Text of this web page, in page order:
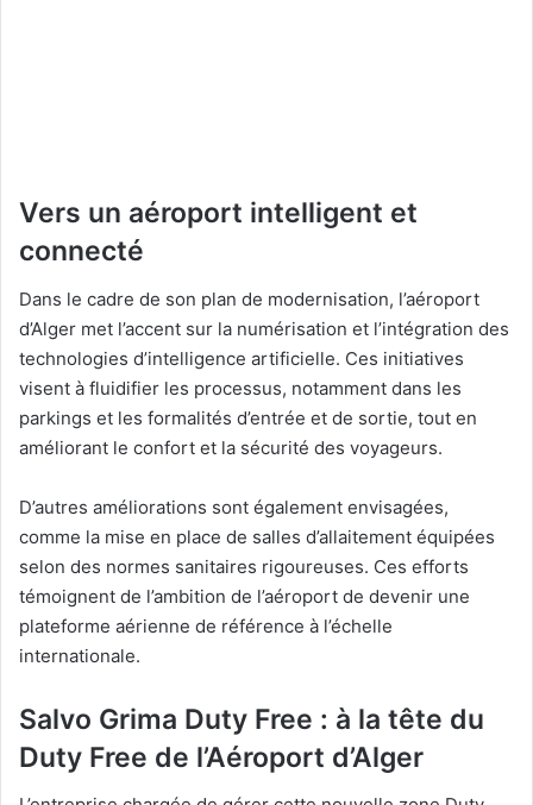
Vers un aéroport intelligent et
connecté
Dans le cadre de son plan de modernisation, l’aéroport
d’Alger met l’accent sur la numérisation et l’intégration des
technologies d’intelligence artificielle. Ces initiatives
visent à fluidifier les processus, notamment dans les
parkings et les formalités d’entrée et de sortie, tout en
améliorant le confort et la sécurité des voyageurs.
D’autres améliorations sont également envisagées,
comme la mise en place de salles d’allaitement équipées
selon des normes sanitaires rigoureuses. Ces efforts
témoignent de l’ambition de l’aéroport de devenir une
plateforme aérienne de référence à l’échelle
internationale.
Salvo Grima Duty Free : à la tête du
Duty Free de l’Aéroport d’Alger